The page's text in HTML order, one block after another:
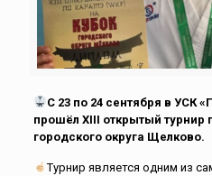
С 23 по 24 сентября в УСК
прошёл XIII открытый турнир
городского округа Щелково.
Турнир является одним из